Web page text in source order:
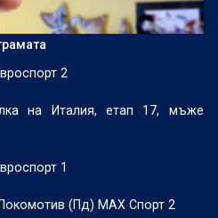
2
на Италия, етап 17, мъже
1
(Пд) МАХ Спорт 2